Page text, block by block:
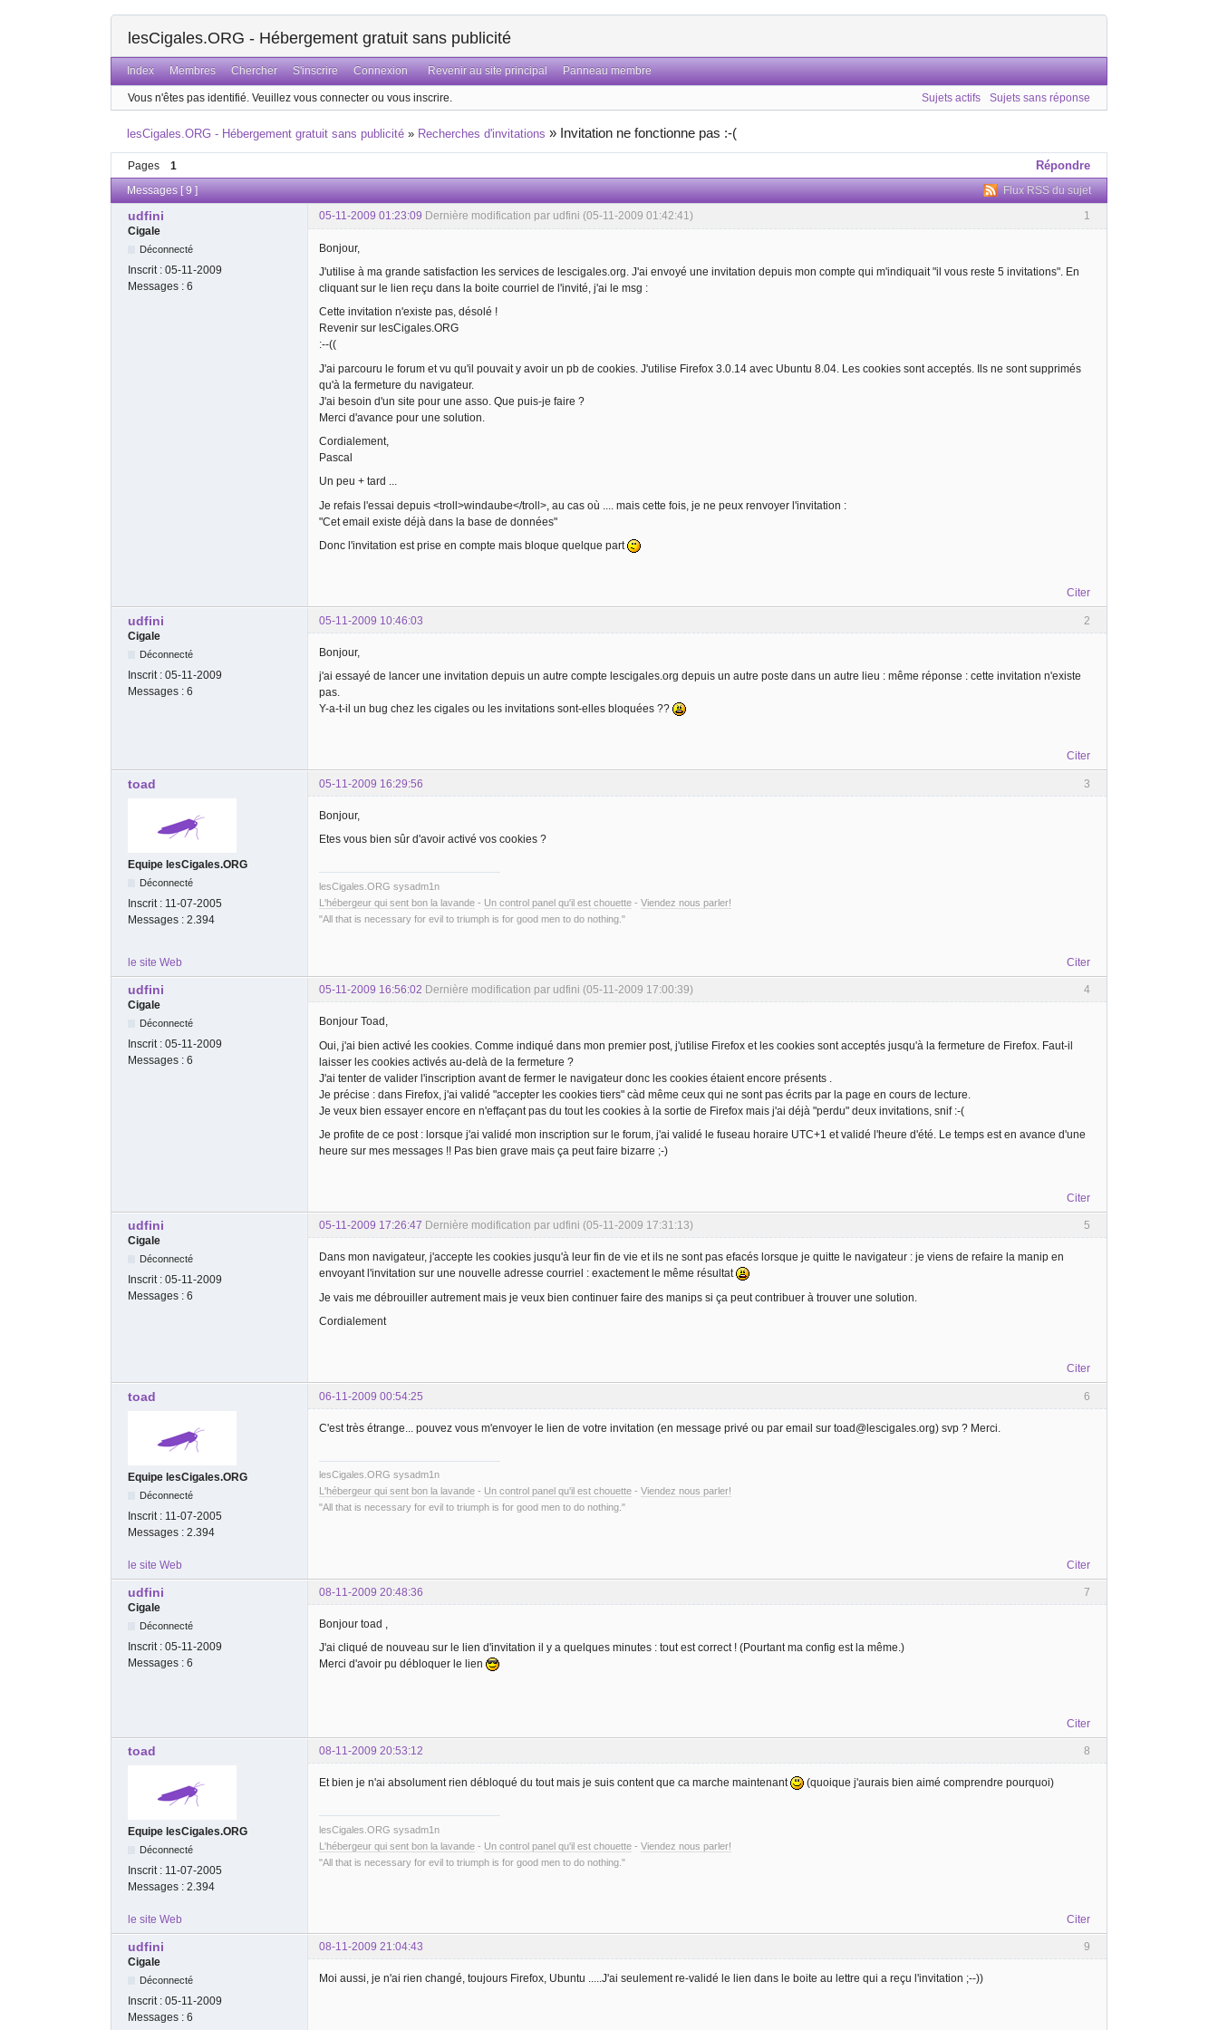
lesCigales.ORG - Hébergement gratuit sans publicité
Index Membres Chercher S'inscrire Connexion Revenir au site principal Panneau membre
Vous n'êtes pas identifié. Veuillez vous connecter ou vous inscrire. Sujets actifs Sujets sans réponse
lesCigales.ORG - Hébergement gratuit sans publicité » Recherches d'invitations » Invitation ne fonctionne pas :-(
Pages 1 Répondre
Flux RSS du sujet
Messages [ 9 ]
1
udfini 05-11-2009 01:23:09 Dernière modification par udfini (05-11-2009 01:42:41)
Cigale
Déconnecté
Inscrit : 05-11-2009
Messages : 6
Bonjour,
J'utilise à ma grande satisfaction les services de lescigales.org. J'ai envoyé une invitation depuis mon compte qui m'indiquait "il vous reste 5 invitations". En
cliquant sur le lien reçu dans la boite courriel de l'invité, j'ai le msg :
Cette invitation n'existe pas, désolé !
Revenir sur lesCigales.ORG
:--((
J'ai parcouru le forum et vu qu'il pouvait y avoir un pb de cookies. J'utilise Firefox 3.0.14 avec Ubuntu 8.04. Les cookies sont acceptés. Ils ne sont supprimés
qu'à la fermeture du navigateur.
J'ai besoin d'un site pour une asso. Que puis-je faire ?
Merci d'avance pour une solution.
Cordialement,
Pascal
Un peu + tard ...
Je refais l'essai depuis <troll>windaube</troll>, au cas où .... mais cette fois, je ne peux renvoyer l'invitation :
"Cet email existe déjà dans la base de données"
Donc l'invitation est prise en compte mais bloque quelque part
Citer
2
udfini
05-11-2009 10:46:03
Cigale
Déconnecté
Inscrit : 05-11-2009
Messages : 6
Bonjour,
j'ai essayé de lancer une invitation depuis un autre compte lescigales.org depuis un autre poste dans un autre lieu : même réponse : cette invitation n'existe
pas.
Y-a-t-il un bug chez les cigales ou les invitations sont-elles bloquées ??
Citer
3
toad 05-11-2009 16:29:56
Equipe lesCigales.ORG
Déconnecté
Inscrit : 11-07-2005
Messages : 2.394
Bonjour,
Etes vous bien sûr d'avoir activé vos cookies ?
lesCigales.ORG sysadm1n
L'hébergeur qui sent bon la lavande - Un control panel qu'il est chouette - Viendez nous parler!
"All that is necessary for evil to triumph is for good men to do nothing."
le site Web Citer
4
udfini 05-11-2009 16:56:02 Dernière modification par udfini (05-11-2009 17:00:39)
Cigale
Déconnecté
Inscrit : 05-11-2009
Messages : 6
Bonjour Toad,
Oui, j'ai bien activé les cookies. Comme indiqué dans mon premier post, j'utilise Firefox et les cookies sont acceptés jusqu'à la fermeture de Firefox. Faut-il
laisser les cookies activés au-delà de la fermeture ?
J'ai tenter de valider l'inscription avant de fermer le navigateur donc les cookies étaient encore présents .
Je précise : dans Firefox, j'ai validé "accepter les cookies tiers" càd même ceux qui ne sont pas écrits par la page en cours de lecture.
Je veux bien essayer encore en n'effaçant pas du tout les cookies à la sortie de Firefox mais j'ai déjà "perdu" deux invitations, snif :-(
Je profite de ce post : lorsque j'ai validé mon inscription sur le forum, j'ai validé le fuseau horaire UTC+1 et validé l'heure d'été. Le temps est en avance d'une
heure sur mes messages !! Pas bien grave mais ça peut faire bizarre ;-)
Citer
5
udfini 05-11-2009 17:26:47 Dernière modification par udfini (05-11-2009 17:31:13)
Cigale
Déconnecté
Inscrit : 05-11-2009
Messages : 6
Dans mon navigateur, j'accepte les cookies jusqu'à leur fin de vie et ils ne sont pas efacés lorsque je quitte le navigateur : je viens de refaire la manip en
envoyant l'invitation sur une nouvelle adresse courriel : exactement le même résultat
Je vais me débrouiller autrement mais je veux bien continuer faire des manips si ça peut contribuer à trouver une solution.
Cordialement
Citer
6
toad 06-11-2009 00:54:25
Equipe lesCigales.ORG
Déconnecté
Inscrit : 11-07-2005
Messages : 2.394
C'est très étrange... pouvez vous m'envoyer le lien de votre invitation (en message privé ou par email sur toad@lescigales.org) svp ? Merci.
lesCigales.ORG sysadm1n
L'hébergeur qui sent bon la lavande - Un control panel qu'il est chouette - Viendez nous parler!
"All that is necessary for evil to triumph is for good men to do nothing."
le site Web Citer
7
udfini
08-11-2009 20:48:36
Cigale
Déconnecté
Inscrit : 05-11-2009
Messages : 6
Bonjour toad ,
J'ai cliqué de nouveau sur le lien d'invitation il y a quelques minutes : tout est correct ! (Pourtant ma config est la même.)
Merci d'avoir pu débloquer le lien
Citer
8
toad 08-11-2009 20:53:12
Equipe lesCigales.ORG
Déconnecté
Inscrit : 11-07-2005
Messages : 2.394
Et bien je n'ai absolument rien débloqué du tout mais je suis content que ca marche maintenant (quoique j'aurais bien aimé comprendre pourquoi)
lesCigales.ORG sysadm1n
L'hébergeur qui sent bon la lavande - Un control panel qu'il est chouette - Viendez nous parler!
"All that is necessary for evil to triumph is for good men to do nothing."
le site Web Citer
9
udfini
08-11-2009 21:04:43
Cigale
Déconnecté
Inscrit : 05-11-2009
Messages : 6
Moi aussi, je n'ai rien changé, toujours Firefox, Ubuntu .....J'ai seulement re-validé le lien dans le boite au lettre qui a reçu l'invitation ;--))